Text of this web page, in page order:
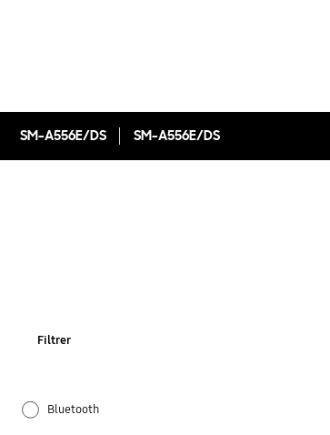
SM-A556E/DS SM-A556E/DS
Filtrer
Bluetooth